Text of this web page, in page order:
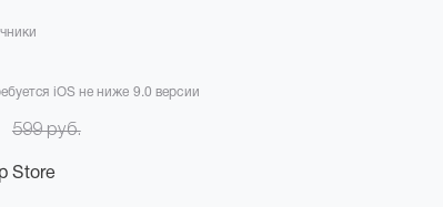
iOS не ниже 9.0 версии
599 руб.
Store